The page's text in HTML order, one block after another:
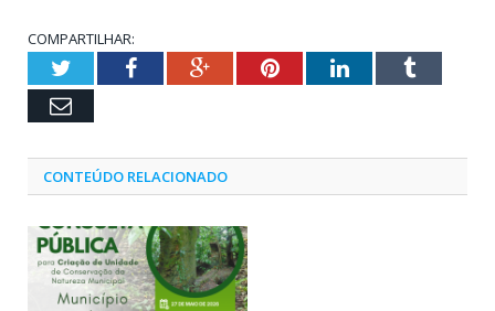
COMPARTILHAR:
TwitterFacebookGoogle+PinterestLinkedInTumblr
Email
CONTEÚDO RELACIONADO